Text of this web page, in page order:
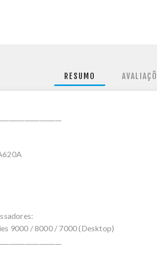
RESUMO
9000 / 8000 / 7000 (Desktop)